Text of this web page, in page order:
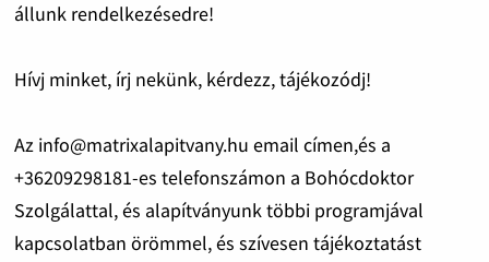
állunk rendelkezésedre!
Hívj minket, írj nekünk, kérdezz, tájékozódj!
Az info@matrixalapitvany.hu email címen,és a
+36209298181-es telefonszámon a Bohócdoktor
Szolgálattal, és alapítványunk többi programjával
kapcsolatban örömmel, és szívesen tájékoztatást